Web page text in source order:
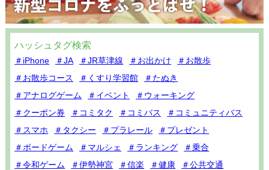
ハッシュタグ検索
＃iPhone ＃JA ＃JR草津線 ＃お出かけ
＃お散歩
＃お散歩コース
＃くすり学習館
＃たぬき
＃アナログゲーム
＃イベント
＃ウォーキング
＃クーポン券
＃コミタク ＃コミバス
＃コミュニティバス
＃スマホ
＃タクシー ＃プラレール
＃プレゼント
＃ボードゲーム
＃マルシェ ＃ランキング
＃乗合
＃令和ゲーム
＃伊勢神宮 ＃信楽 ＃健康
＃公共交通